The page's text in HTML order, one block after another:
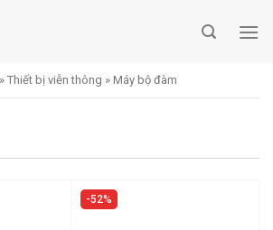
» Thiết bị viễn thông » Máy bộ đàm
52%